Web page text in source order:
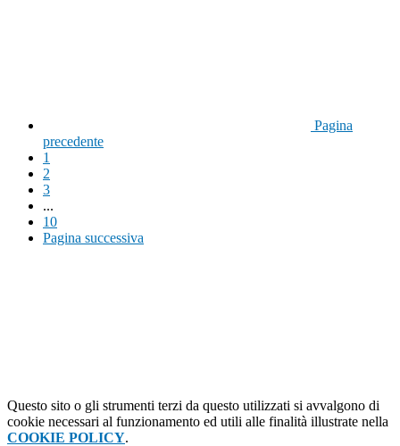
Pagina
precedente
1
2
3
...
10
Pagina successiva
Questo sito o gli strumenti terzi da questo utilizzati si avvalgono di
cookie necessari al funzionamento ed utili alle finalità illustrate nella
COOKIE POLICY.